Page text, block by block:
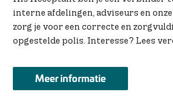
interne afdelingen, adviseurs en onze
zorg je voor een correcte en
opgestelde polis. Interesse? Lees
Meer informatie